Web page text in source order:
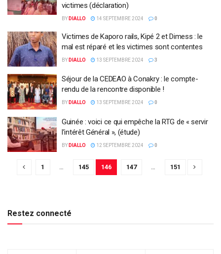
victimes (déclaration)
BY DIALLO 14 SEPTEMBRE 2024 0
Victimes de Kaporo rails, Kipé 2 et Dimess : le
mal est réparé et les victimes sont contentes
BY DIALLO 13 SEPTEMBRE 2024 3
Séjour de la CEDEAO à Conakry : le compte-
rendu de la rencontre disponible !
BY DIALLO 13 SEPTEMBRE 2024 0
Guinée : voici ce qui empêche la RTG de « servir
l’intérêt Général », (étude)
BY DIALLO 12 SEPTEMBRE 2024 0
1 … 145 146 147 … 151
Restez connecté